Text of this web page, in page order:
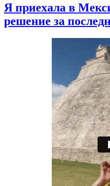
Я приехала в
решение за